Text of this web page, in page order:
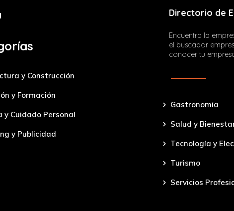
https://www.hitsujinu.com/
SAYNATUR
Descubre frutas ecológicas, directamente desde el campo a tu
mesa. Calidad, frescura y sostenibilidad en cada pedido. Únete a
nuestra comunidad de amantes de lo natural.